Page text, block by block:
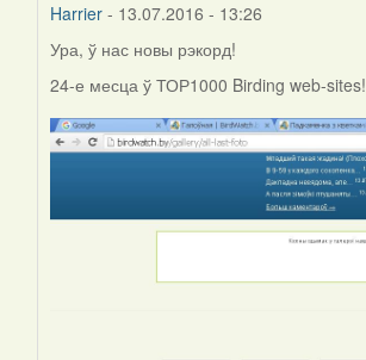
Harrier - 13.07.2016 - 13:26
Ура, ў нас новы рэкорд!
24-е месца ў ТОР1000 Birding web-sites!